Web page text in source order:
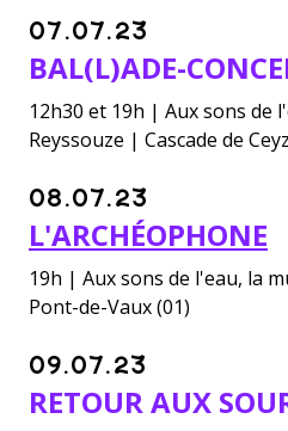
07.07.23
BAL(L)ADE-
12h30 et 19h | Aux sons de
Reyssouze | Cascade de
08.07.23
L'ARCHÉOPHONE
19h | Aux sons de l'eau, la
Pont-de-Vaux (01)
09.07.23
RETOUR AUX